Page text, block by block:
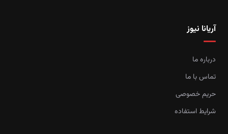
آریانا نیوز
درباره ما
تماس با ما
حریم خصوصی
شرایط استفاده